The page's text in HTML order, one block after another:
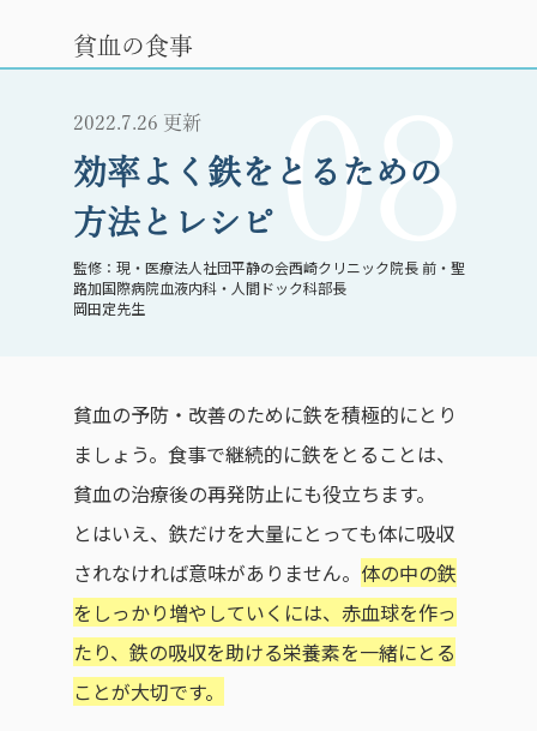
貧血の食事
08
2022.7.26 更新
効率よく鉄をとるための
方法とレシピ
現・医療法人社団平静の会西崎クリニック院長 前・聖
路加国際病院血液内科・人間ドック科部長
岡田定先生
貧血の予防・改善のために鉄を積極的にとり
ましょう。食事で継続的に鉄をとることは、
貧血の治療後の再発防止にも役立ちます。
とはいえ、鉄だけを大量にとっても体に吸収
されなければ意味がありません。 体の中の鉄
をしっかり増やしていくには、赤血球を作っ
たり、鉄の吸収を助ける栄養素を一緒にとる
ことが大切です。